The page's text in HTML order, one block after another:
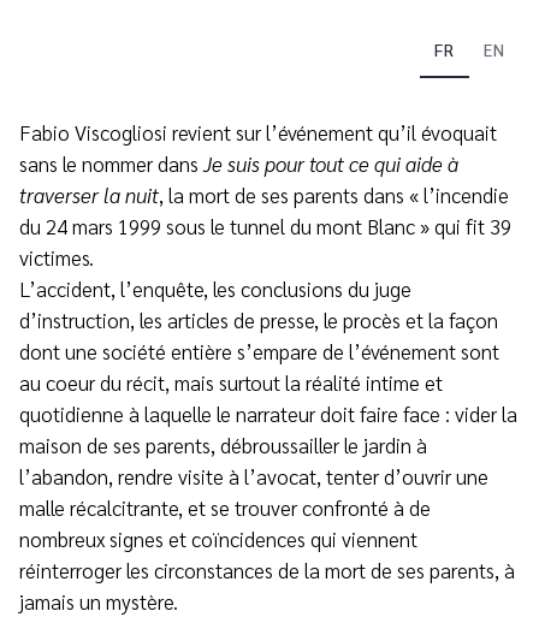
FR EN
Fabio Viscogliosi revient sur l’événement qu’il évoquait
sans le nommer dansJe suis pour tout ce qui aide à
traverser la nuit, la mort de ses parents dans « l’incendie
du 24 mars 1999 sous le tunnel du mont Blanc » qui fit 39
victimes.
L’accident, l’enquête, les conclusions du juge
d’instruction, les articles de presse, le procès et la façon
dont une société entière s’empare de l’événement sont
au coeur du récit, mais surtout la réalité intime et
quotidienne à laquelle le narrateur doit faire face : vider la
maison de ses parents, débroussailler le jardin à
l’abandon, rendre visite à l’avocat, tenter d’ouvrir une
malle récalcitrante, et se trouver confronté à de
nombreux signes et coïncidences qui viennent
réinterroger les circonstances de la mort de ses parents, à
jamais un mystère.